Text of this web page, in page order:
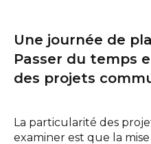
A PROPOS
Qui
Notre
Nos
CARRIÈRE
CONTACT
Une journée de
Passer du temps
des projets
La particularité des
examiner est que la